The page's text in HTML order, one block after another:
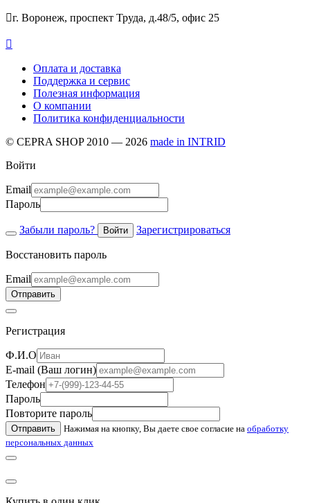
г. Воронеж, проспект Труда, д.48/5, офис 25

Оплата и доставка
Поддержка и сервис
Полезная информация
О компании
Политика конфиденциальности
© CEPRA SHOP 2010 — 2026 made in INTRID
Войти
Email
Пароль
Забыли пароль? Войти Зарегистрироваться
Восстановить пароль
Email
Отправить
Регистрация
Ф.И.О
E-mail (Ваш логин)
Телефон
Пароль
Повторите пароль
Отправить Нажимая на кнопку, Вы даете свое согласие на обработку
персональных данных